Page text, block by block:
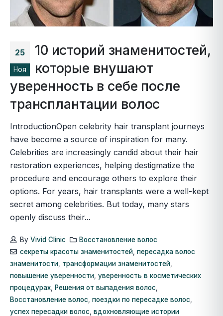
25
Ноя
10 историй знаменитостей,
которые внушают
уверенность в себе после
трансплантации волос
IntroductionOpen celebrity hair transplant journeys
have become a source of inspiration for many.
Celebrities are increasingly candid about their hair
restoration experiences, helping destigmatize the
procedure and encourage others to explore their
options. For years, hair transplants were a well-kept
secret among celebrities. But today, many stars
openly discuss their...
By Vivid Clinic
Восстановление волос
секреты красоты знаменитостей, пересадка волос
знаменитости трансформации знаменитостей
повышение уверенности уверенность в косметических
процедурах
Решения от выпадения волос
Восстановление волос поездки по пересадке волос
успех пересадки волос вдохновляющие истории